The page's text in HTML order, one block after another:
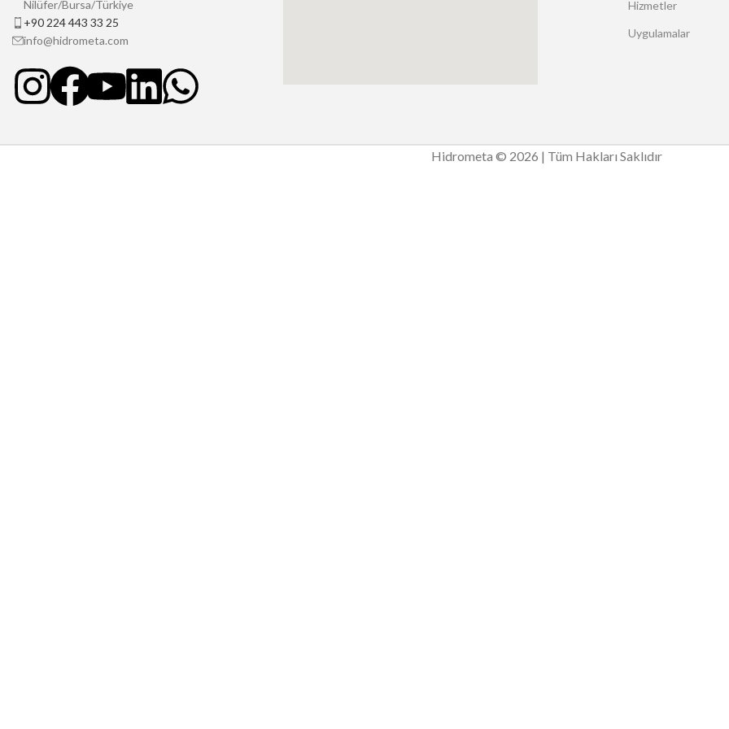
Nilüfer/Bursa/Türkiye
+90 224 443 33 25
info@hidrometa.com
Hizmetler
Uygulamalar
Hidrometa © 2026 | Tüm Hakları Saklıdır